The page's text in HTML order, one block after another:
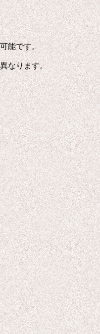
能です。
なります。